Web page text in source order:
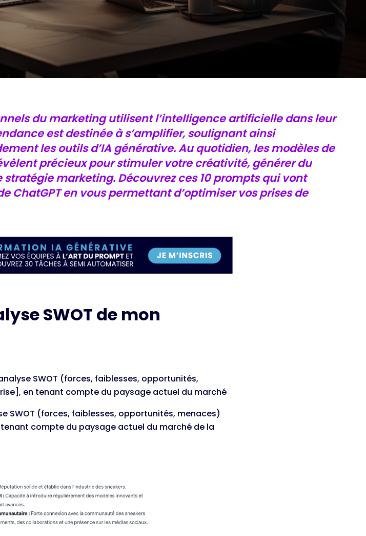
du marketing utilisent l’intelligence artificielle dans leur
est destinée à s’amplifier, soulignant ainsi
les outils d’IA générative. Au quotidien, les modèles de
précieux pour stimuler votre créativité, générer du
marketing. Découvrez ces 10 prompts qui vont
ChatGPT en vous permettant d’optimiser vos prises de
SWOT de mon
SWOT (forces, faiblesses, opportunités,
en tenant compte du paysage actuel du marché
SWOT (forces, faiblesses, opportunités, menaces)
compte du paysage actuel du marché de la